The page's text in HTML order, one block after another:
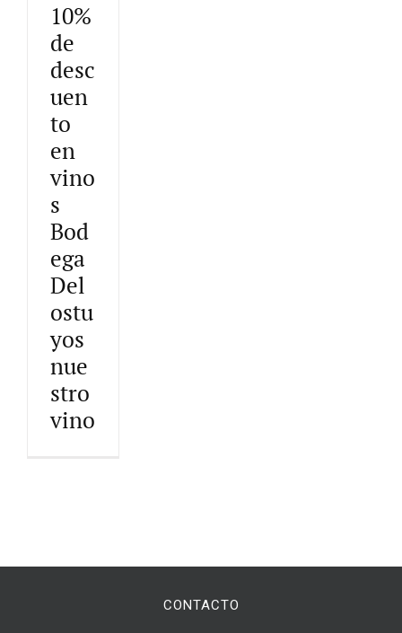
10%
de
desc
uen
to
en
vino
s
Bod
ega
Del
ostu
yos
nue
stro
vino
CONTACTO